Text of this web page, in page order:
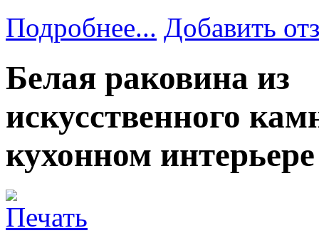
Подробнее... Добавить
Белая раковина из
искусственного
кухонном интерьере